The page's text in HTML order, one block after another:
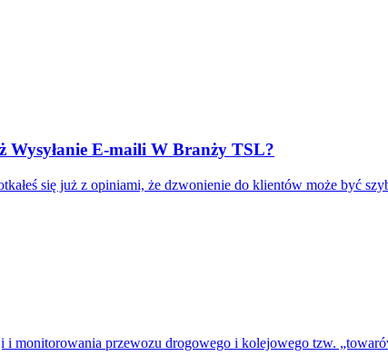
Wysyłanie E-maili W Branży TSL?
się już z opiniami, że dzwonienie do klientów może być
i monitorowania przewozu drogowego i kolejowego tzw.